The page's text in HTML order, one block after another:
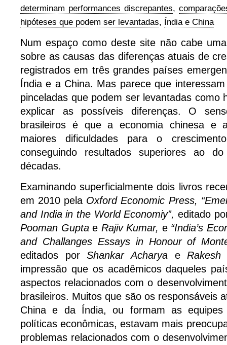
determinam performances discrepantes,
hipóteses que podem ser levantadas, Índia e China
Num espaço como deste site não cabe
sobre as causas das diferenças atuais de
registrados em três grandes países
Índia e a China. Mas parece que
pinceladas que podem ser levantadas como
explicar as possíveis diferenças. O
brasileiros é que a economia chinesa e
maiores dificuldades para o
conseguindo resultados superiores ao
décadas.
Examinando superficialmente dois livros
em 2010 pela Oxford Economic Press,
and India in the World Economiy”, editado
Pooman Guptae Rajiv Kumar, e “India’s
and Challanges Essays in Honour of
editados porShankar Acharya eRakesh
impressão que os acadêmicos daqueles
aspectos relacionados com o
brasileiros. Muitos que são os responsáveis
China e da Índia, ou formam as equipes
políticas econômicas, estavam mais
problemas relacionados com o